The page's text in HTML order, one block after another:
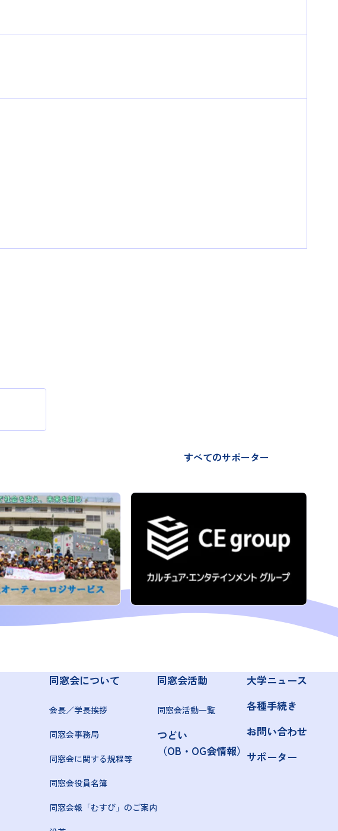
すべてのサポーター
同窓会について
会長／学長挨拶
同窓会事務局
同窓会に関する規程等
同窓会役員名簿
同窓会報「むすび」のご案内
同窓会活動
同窓会活動一覧
つどい
（OB・OG会情報）
大学ニュース
各種手続き
お問い合わせ
サポーター